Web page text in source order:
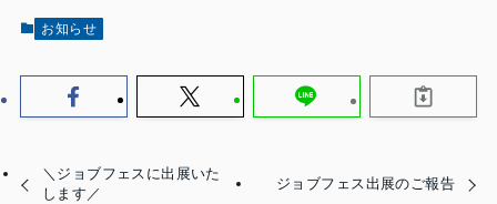
お知らせ
＼ジョブフェスに出展いた
します／
ジョブフェス出展のご報告